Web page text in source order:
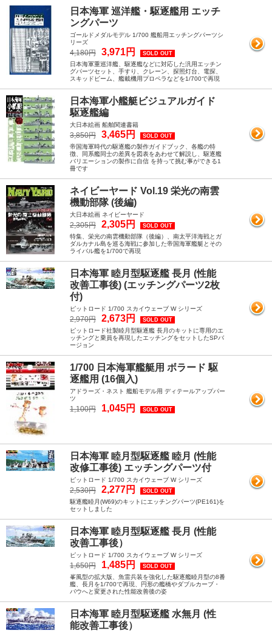
日本海軍 巡洋艦・駆逐艦用 エッチ
ングパーツ
ゴールドメダルモデル 1/700 艦船用エッチングパーツシ
リーズ
4,180円 3,971円 SOLD OUT
日本海軍重巡洋艦、駆逐艦などに対応した汎用エッチン
グパーツセット、手すり、クレーン、探照灯台、電探、
スキッドビーム、艦載機用プロペラなどを1/700で再現
日本海軍小艦艇ビジュアルガイド
駆逐艦編
大日本絵画 船舶関連書籍
3,850円 3,465円 SOLD OUT
帝国海軍時代の駆逐艦の製作ガイドブック、各艦の特
徴、同系艦同士の差異を図表をあわせて解説し、駆逐艦
バリエーションの製作に自信 を持って挑む事ができる1
冊です
ネイビーヤード Vol.19 栄光の南雲
機動部隊 (後編)
大日本絵画 ネイビーヤード
2,305円 2,305円 SOLD OUT
特集、栄光の南雲機動部隊（後編）、南太平洋海戦とガ
ダルカナル島を巡る海戦に参加した帝国海軍艦艇とその
ライバル艦を1/700で再現
日本海軍 睦月型駆逐艦 長月 (性能
改善工事後) (エッチングパーツ2枚
付)
ピットロード 1/700 スカイウェーブ W シリーズ
2,970円 2,673円 SOLD OUT
ピットロード社製睦月型駆逐艦 長月のキットに専用のエ
ッチングと乗員を再現したエッチングをセットしたSPバ
ージョン
1/700 日本海軍艦艇用 ボラード 駆
逐艦用 (16個入)
アドラーズ・ネスト 艦船モデル用 ディテールアップパー
ツ
1,100円 1,045円 SOLD OUT
日本海軍 睦月型駆逐艦 睦月 (性能
改修工事後) エッチングパーツ付
ピットロード 1/700 スカイウェーブ W シリーズ
2,530円 2,277円 SOLD OUT
駆逐艦睦月(W69)のキットにエッチングパーツ(PE161)を
セットしました
日本海軍 睦月型駆逐艦 長月 (性能
改善工事後）
ピットロード 1/700 スカイウェーブ W シリーズ
1,650円 1,485円 SOLD OUT
峯風型の拡大版、魚雷兵装を強化した駆逐艦睦月型の8番
艦、長月を1/700で再現、円形の艦橋やダブルカーブ・
バウへと変更された性能改善後の姿
日本海軍 睦月型駆逐艦 水無月 (性
能改善工事後）